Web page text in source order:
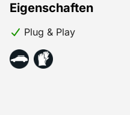
Eigenschaften
Plug & Play